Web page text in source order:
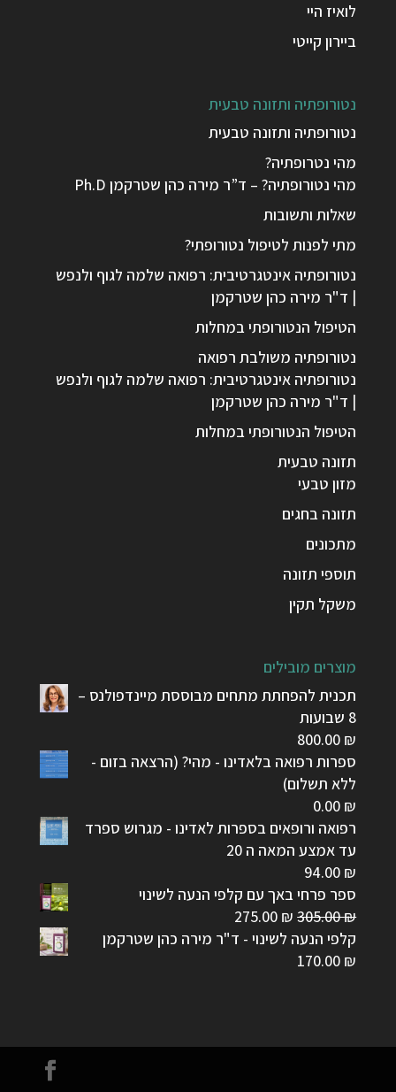
לואיז היי
ביירון קייטי
נטורופתיה ותזונה טבעית
נטורופתיה ותזונה טבעית
מהי נטרופתיה?
מהי נטורופתיה? – ד”ר מירה כהן שטרקמן Ph.D
שאלות ותשובות
מתי לפנות לטיפול נטורופתי?
נטורופתיה אינטגרטיבית: רפואה שלמה לגוף ולנפש
| ד"ר מירה כהן שטרקמן
הטיפול הנטורופתי במחלות
נטורופתיה משולבת רפואה
נטורופתיה אינטגרטיבית: רפואה שלמה לגוף ולנפש
| ד"ר מירה כהן שטרקמן
הטיפול הנטורופתי במחלות
תזונה טבעית
מזון טבעי
תזונה בחגים
מתכונים
תוספי תזונה
משקל תקין
מוצרים מובילים
תכנית להפחתת מתחים מבוססת מיינדפולנס –
8 שבועות
800.00 ₪
ספרות רפואה בלאדינו - מהי? (הרצאה בזום -
ללא תשלום)
0.00 ₪
רפואה ורופאים בספרות לאדינו - מגרוש ספרד
עד אמצע המאה ה 20
94.00 ₪
ספר פרחי באך עם קלפי הנעה לשינוי
305.00₪
המחיר
המקורי
275.00 ₪
המחיר
הנוכחי
קלפי הנעה לשינוי - ד"ר מירה כהן שטרקמן
170.00 ₪